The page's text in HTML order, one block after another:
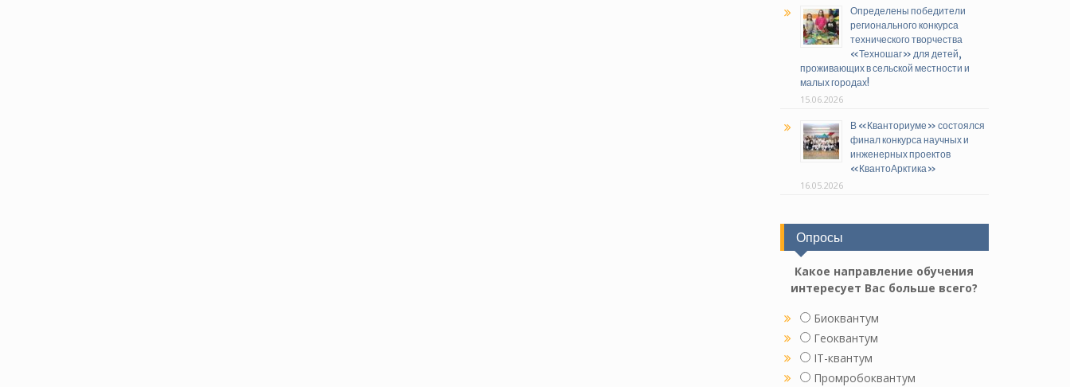
Определены победители
регионального конкурса
технического творчества
«Техношаг» для детей,
проживающих в сельской местности и
малых городах!
15.06.2026
В «Кванториуме» состоялся
финал конкурса научных и
инженерных проектов
«КвантоАрктика»
16.05.2026
Опросы
Какое направление обучения
интересует Вас больше всего?
Биоквантум
Геоквантум
IT-квантум
Промробоквантум